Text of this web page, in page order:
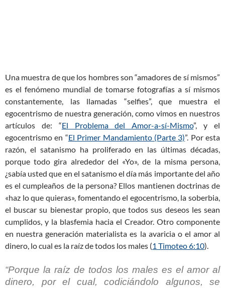
Una muestra de que los hombres son “amadores de sí mismos”
es el fenómeno mundial de tomarse fotografías a sí mismos
constantemente, las llamadas “selfies”, que muestra el
egocentrismo de nuestra generación, como vimos en nuestros
artículos de: “El Problema del Amor-a-sí-Mismo”, y el
egocentrismo en “El Primer Mandamiento (Parte 3)”. Por esta
razón, el satanismo ha proliferado en las últimas décadas,
porque todo gira alrededor del «Yo», de la misma persona,
¿sabía usted que en el satanismo el día más importante del año
es el cumpleaños de la persona? Ellos mantienen doctrinas de
«haz lo que quieras», fomentando el egocentrismo, la soberbia,
el buscar su bienestar propio, que todos sus deseos les sean
cumplidos, y la blasfemia hacia el Creador. Otro componente
en nuestra generación materialista es la avaricia o el amor al
dinero, lo cual es la raíz de todos los males (1 Timoteo 6:10).
“Porque la raíz de todos los males es el amor al
dinero, por el cual, codiciándolo algunos, se